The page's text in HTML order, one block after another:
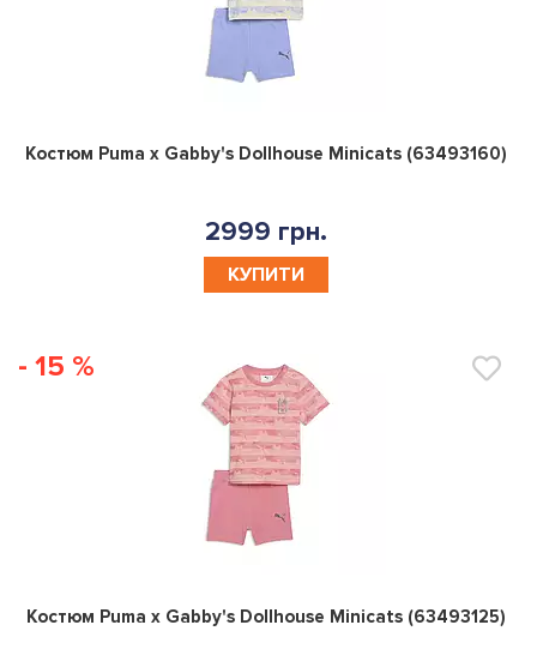
0
Костюм Puma x Gabby's Dollhouse Minicats (63493160)
2999 грн.
КУПИТИ
- 15 %
0
Костюм Puma x Gabby's Dollhouse Minicats (63493125)